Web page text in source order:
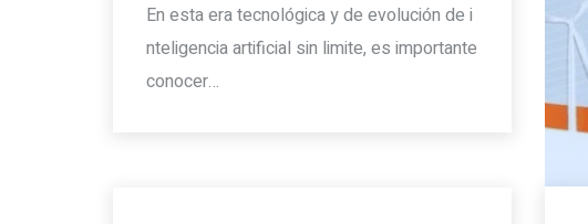
En esta era tecnológica y de evolución de i
nteligencia artificial sin limite, es importante
conocer…